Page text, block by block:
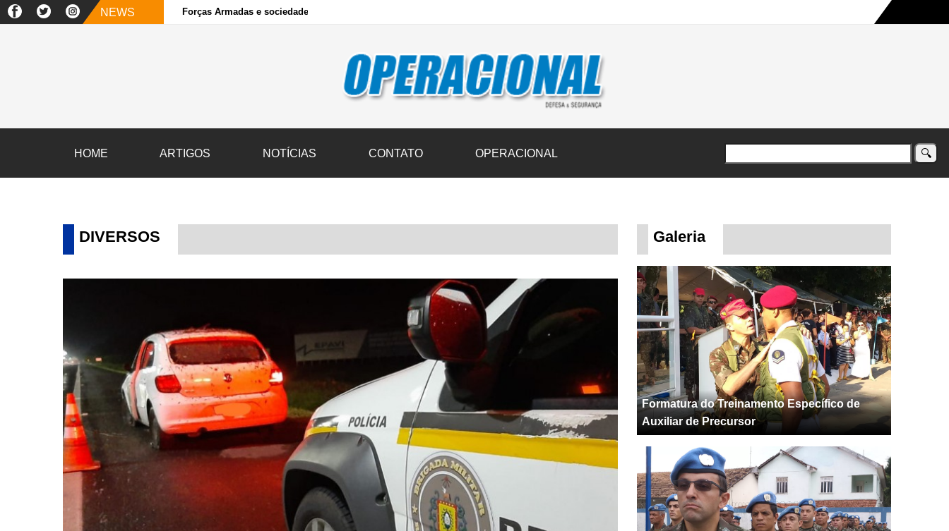
NEWS Forças Armadas e sociedade civil transportam 3,6 mil toneladas de donativos ao Rio Grande do Sul na maior campanha humanitária já registrada no país
HOME ARTIGOS NOTÍCIAS CONTATO OPERACIONAL
DIVERSOS Galeria
Formatura do Treinamento Específico de
Auxiliar de Precursor